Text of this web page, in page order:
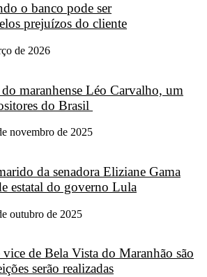
o banco pode ser
prejuízos do cliente
de 2026
maranhense Léo Carvalho, um
do Brasil
novembro de 2025
da senadora Eliziane Gama
estatal do governo Lula
outubro de 2025
de Bela Vista do Maranhão são
serão realizadas